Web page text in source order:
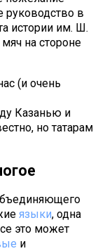
руководство в
истории им. Ш.
на стороне
(и очень
Казанью и
но татарам
языки, одна
это может
и